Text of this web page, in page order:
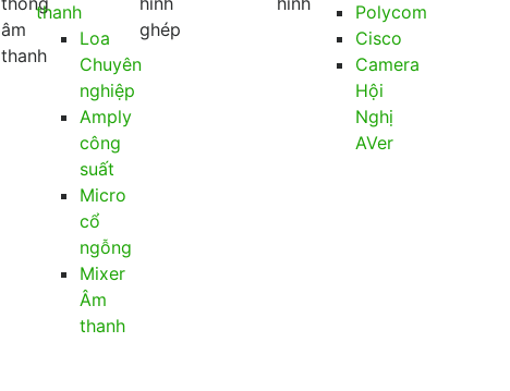
thanh
Loa
Chuyên
nghiệp
Amply
công
suất
Micro
cổ
ngỗng
Mixer
Âm
thanh
Polycom
Cisco
Camera
Hội
Nghị
AVer